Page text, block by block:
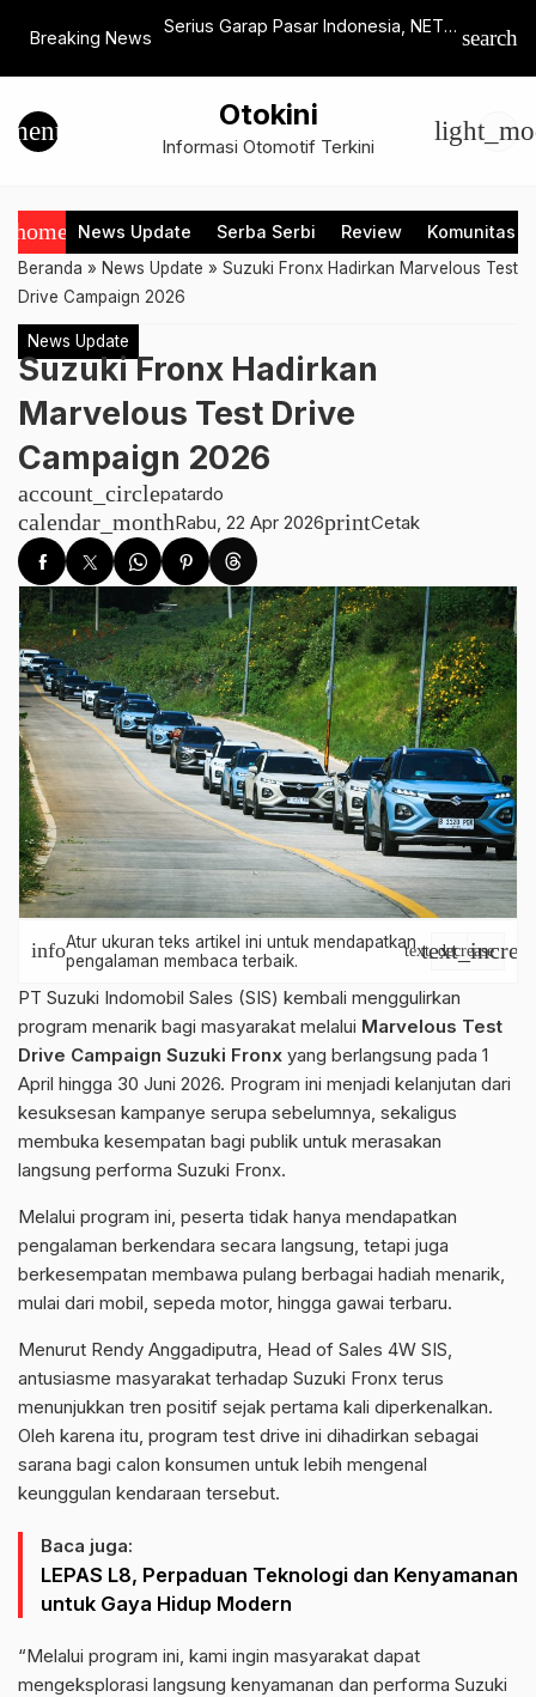
Breaking News
Urban
Serius Garap Pasar Indonesia, NETA
IMX
search
menu Otokini
Informasi Otomotif Terkini
home News Update Serba Serbi Review Komunitas
Beranda » News Update » Suzuki Fronx Hadirkan Marvelous Test
Drive Campaign 2026
News Update
Suzuki Fronx Hadirkan
Marvelous Test Drive
Campaign 2026
account_circlepatardo
calendar_monthRabu, 22 Apr 2026printCetak
infoAtur ukuran teks artikel ini untuk mendapatkan
pengalaman membaca terbaik.
text_decrease
PT Suzuki Indomobil Sales (SIS) kembali menggulirkan
program menarik bagi masyarakat melalui Marvelous Test
Drive Campaign Suzuki Fronx yang berlangsung pada 1
April hingga 30 Juni 2026. Program ini menjadi kelanjutan dari
kesuksesan kampanye serupa sebelumnya, sekaligus
membuka kesempatan bagi publik untuk merasakan
langsung performa Suzuki Fronx.
Melalui program ini, peserta tidak hanya mendapatkan
pengalaman berkendara secara langsung, tetapi juga
berkesempatan membawa pulang berbagai hadiah menarik,
mulai dari mobil, sepeda motor, hingga gawai terbaru.
Menurut Rendy Anggadiputra, Head of Sales 4W SIS,
antusiasme masyarakat terhadap Suzuki Fronx terus
menunjukkan tren positif sejak pertama kali diperkenalkan.
Oleh karena itu, program test drive ini dihadirkan sebagai
sarana bagi calon konsumen untuk lebih mengenal
keunggulan kendaraan tersebut.
Baca juga:
LEPAS L8, Perpaduan Teknologi dan Kenyamanan
untuk Gaya Hidup Modern
“Melalui program ini, kami ingin masyarakat dapat
mengeksplorasi langsung kenyamanan dan performa Suzuki